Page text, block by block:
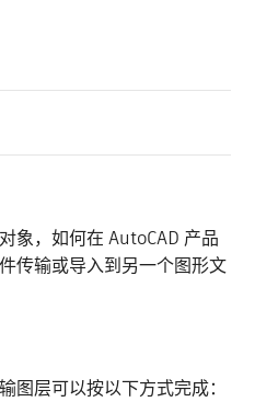
象，如何在 AutoCAD 产品
传输或导入到另一个图形文
图层可以按以下方式完成：